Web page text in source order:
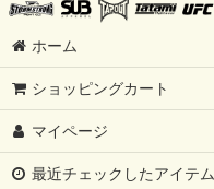
ホーム
ショッピングカート
マイページ
最近チェックしたアイテム